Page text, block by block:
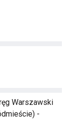
Warszawski
-